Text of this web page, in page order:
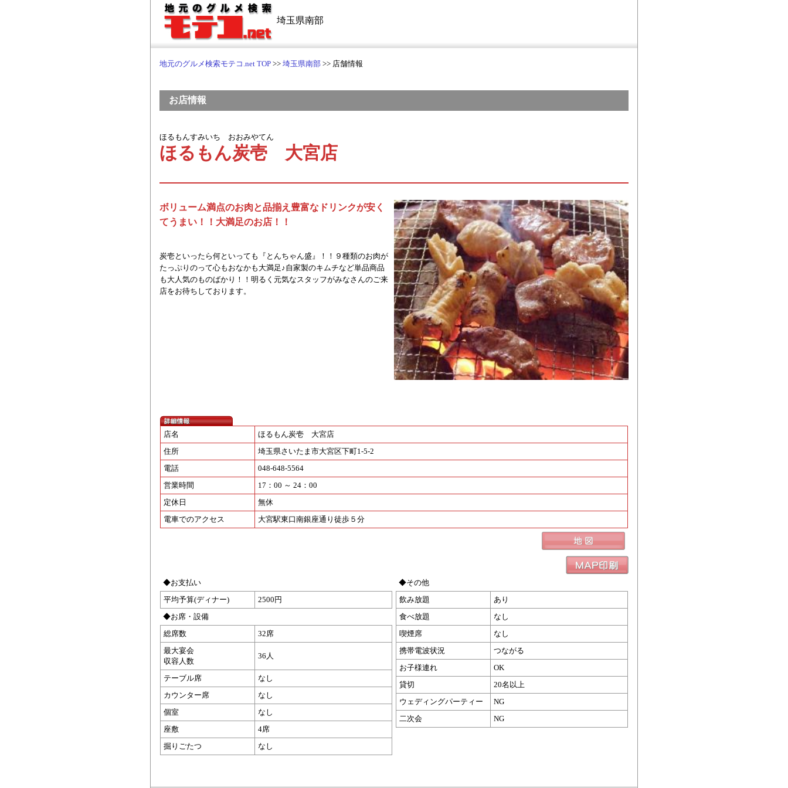
埼玉県南部
地元のグルメ検索モテコ.net TOP >> 埼玉県南部 >> 店舗情報
お店情報
ほるもんすみいち おおみやてん
ほるもん炭壱 大宮店
ボリューム満点のお肉と品揃え豊富なドリンクが安く
てうまい！！大満足のお店！！
炭壱といったら何といっても『とんちゃん盛』！！９種類のお肉が
たっぷりのって心もおなかも大満足♪自家製のキムチなど単品商品
も大人気のものばかり！！明るく元気なスタッフがみなさんのご来
店をお待ちしております。
店名
ほるもん炭壱 大宮店
住所
埼玉県さいたま市大宮区下町1-5-2
電話
048-648-5564
営業時間
17：00 ～ 24：00
定休日
無休
電車でのアクセス
大宮駅東口南銀座通り徒歩５分
◆お支払い
平均予算(ディナー)
2500円
◆お席・設備
総席数
32席
最大宴会
収容人数
36人
テーブル席
なし
カウンター席
なし
個室
なし
座敷
4席
掘りごたつ
なし
◆その他
飲み放題
あり
食べ放題
なし
喫煙席
なし
携帯電波状況
つながる
お子様連れ
OK
貸切
20名以上
ウェディングパーティー
NG
二次会
NG